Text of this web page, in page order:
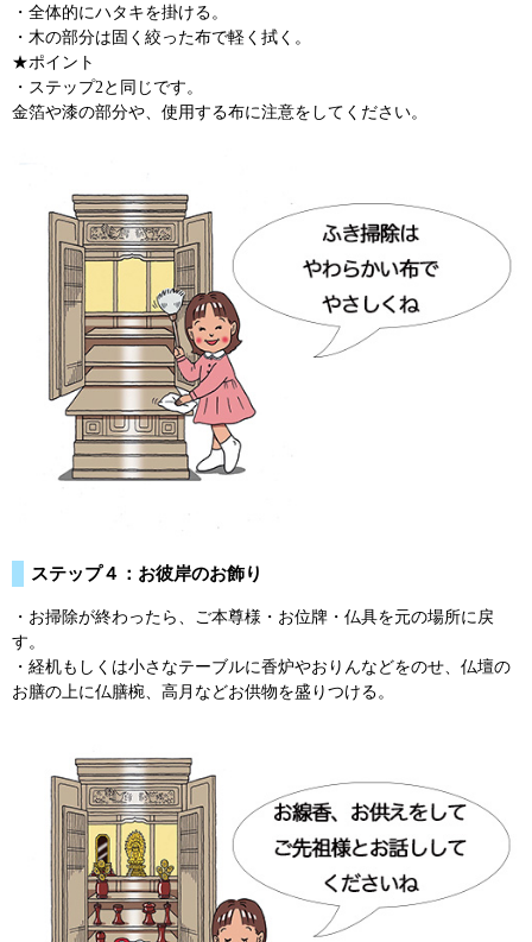
・全体的にハタキを掛ける。
・木の部分は固く絞った布で軽く拭く。
★ポイント
・ステップ2と同じです。
金箔や漆の部分や、使用する布に注意をしてください。
ステップ４：お彼岸のお飾り
・お掃除が終わったら、ご本尊様・お位牌・仏具を元の場所に戻
す。
・経机もしくは小さなテーブルに香炉やおりんなどをのせ、仏壇の
お膳の上に仏膳椀、高月などお供物を盛りつける。